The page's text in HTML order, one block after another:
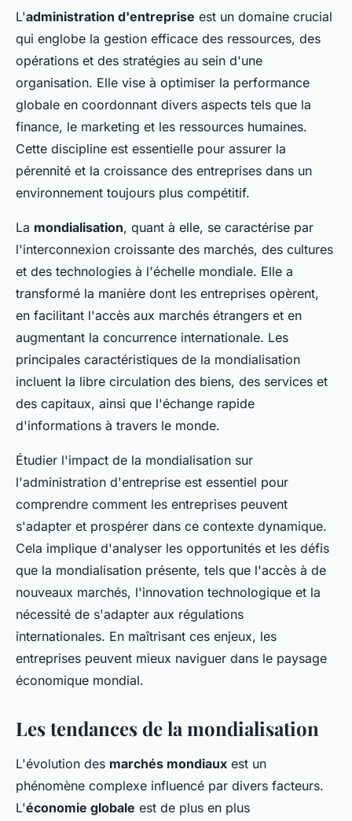
L'administration d'entreprise est un domaine crucial
qui englobe la gestion efficace des ressources, des
opérations et des stratégies au sein d'une
organisation. Elle vise à optimiser la performance
globale en coordonnant divers aspects tels que la
finance, le marketing et les ressources humaines.
Cette discipline est essentielle pour assurer la
pérennité et la croissance des entreprises dans un
environnement toujours plus compétitif.
La mondialisation, quant à elle, se caractérise par
l'interconnexion croissante des marchés, des cultures
et des technologies à l'échelle mondiale. Elle a
transformé la manière dont les entreprises opèrent,
en facilitant l'accès aux marchés étrangers et en
augmentant la concurrence internationale. Les
principales caractéristiques de la mondialisation
incluent la libre circulation des biens, des services et
des capitaux, ainsi que l'échange rapide
d'informations à travers le monde.
Étudier l'impact de la mondialisation sur
l'administration d'entreprise est essentiel pour
comprendre comment les entreprises peuvent
s'adapter et prospérer dans ce contexte dynamique.
Cela implique d'analyser les opportunités et les défis
que la mondialisation présente, tels que l'accès à de
nouveaux marchés, l'innovation technologique et la
nécessité de s'adapter aux régulations
internationales. En maîtrisant ces enjeux, les
entreprises peuvent mieux naviguer dans le paysage
économique mondial.
Les tendances de la mondialisation
L'évolution des marchés mondiaux est un
phénomène complexe influencé par divers facteurs.
L'économie globale est de plus en plus